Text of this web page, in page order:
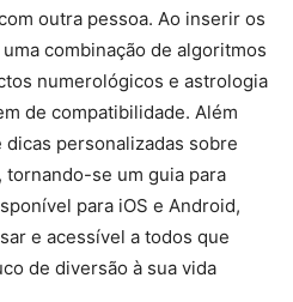
outra pessoa. Ao inserir os
combinação de algoritmos
numerológicos e astrologia
de compatibilidade. Além
personalizadas sobre
se um guia para
para iOS e Android,
e acessível a todos que
de diversão à sua vida